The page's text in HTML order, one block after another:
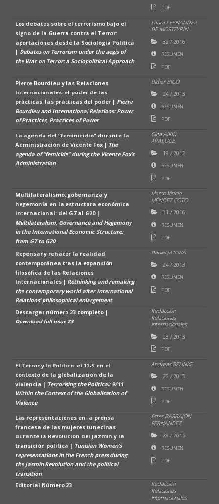
PDF
Los debates sobre el terrorismo bajo el
signo de la Guerra contra el Terror:
aportaciones desde la Sociología Política
| Debates on Terrorism under the aegis of
the War on Terror: a Sociopolitical Approach
Laura FERNÁNDEZ
DE MOSTEYRÍN
32 /2016
RESUMEN
PDF
Pierre Bourdieu y las Relaciones
Internacionales: el poder de las
prácticas, las prácticas del poder | Pierre
Bourdieu and International Relations: Power
of Practices, Practices of Power
Didier BIGO
24 /2013
RESUMEN
PDF
La agenda del “feminicidio” durante la
Administración de Vicente Fox | The
agenda of “femicide” during the Vicente Fox’s
Administration
Olga AIKIN
ARALUCE
19 /2012
RESUMEN
PDF
Multilateralismo, gobernanza y
hegemonía en la estructura económica
internacional: del G7 al G20 |
Multilateralism, Governance and Hegemony
in the International Economic Structure:
from G7 to G20
Marco Vinicio
MÉNDEZ COTO
31 /2016
RESUMEN
PDF
Repensar y rehacer la realidad
contemporánea tras la expansión
filosófica de las Relaciones
Internacionales | Rethinking and remaking
the contemporary world after International
Relations’ philosophical enlargement
Daniel JATOBÁ
24 /2013
RESUMEN
PDF
Descargar número 23 completo |
Download full issue 23
Redacción
Relaciones
Internacionales
23 /2013
PDF
El Terror y lo Político: el 11-S en el
contexto de la globalización de la
violencia | Terrorising the Political: 9/11
Within the Context of the Globalisation of
Violence
Andreas BEHNKE
23 /2013
RESUMEN
PDF
Las representaciones en la prensa
francesa de las mujeres tunecinas
durante la Revolución del Jazmín y la
transición política | Tunisian Women’s
representations in the French press during
the Jasmin Revolution and the political
transition
Ester BARRAJÓN
FERNÁNDEZ
29 /2015
RESUMEN
PDF
Editorial Número 23
Redacción
Relaciones
Internacionales